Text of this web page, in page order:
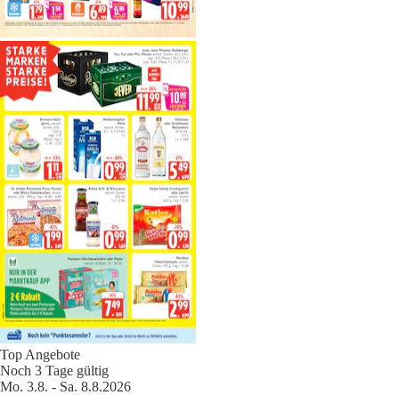
Top Angebote
Noch 3 Tage gültig
Mo. 3.8. - Sa. 8.8.2026